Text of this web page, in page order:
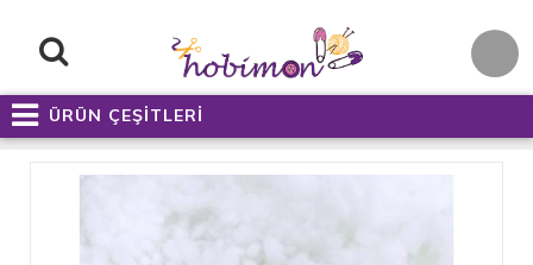
ÜRÜN ÇEŞİTLERİ